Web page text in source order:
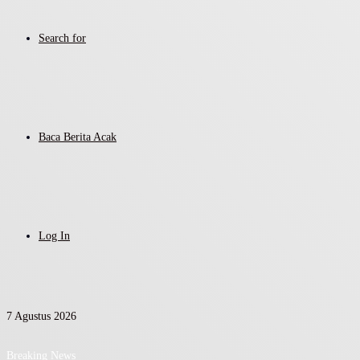
Search for
Baca Berita Acak
Log In
7 Agustus 2026
Breaking News